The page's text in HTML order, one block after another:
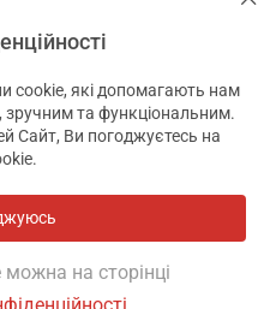
cookie, які допомагають нам
та функціональним.
Сайт, Ви погоджуєтесь на
на сторінці
✕